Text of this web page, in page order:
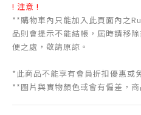
! 注意 !
**購物車內只能加入此頁面內之
品則會提示不能結帳，屆時請移
便之處，敬請原諒。
*此商品不能享有會員折扣優惠或
**圖片與實物顏色或會有偏差，商